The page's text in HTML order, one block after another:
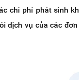
chi phí phát sinh
dịch vụ của các